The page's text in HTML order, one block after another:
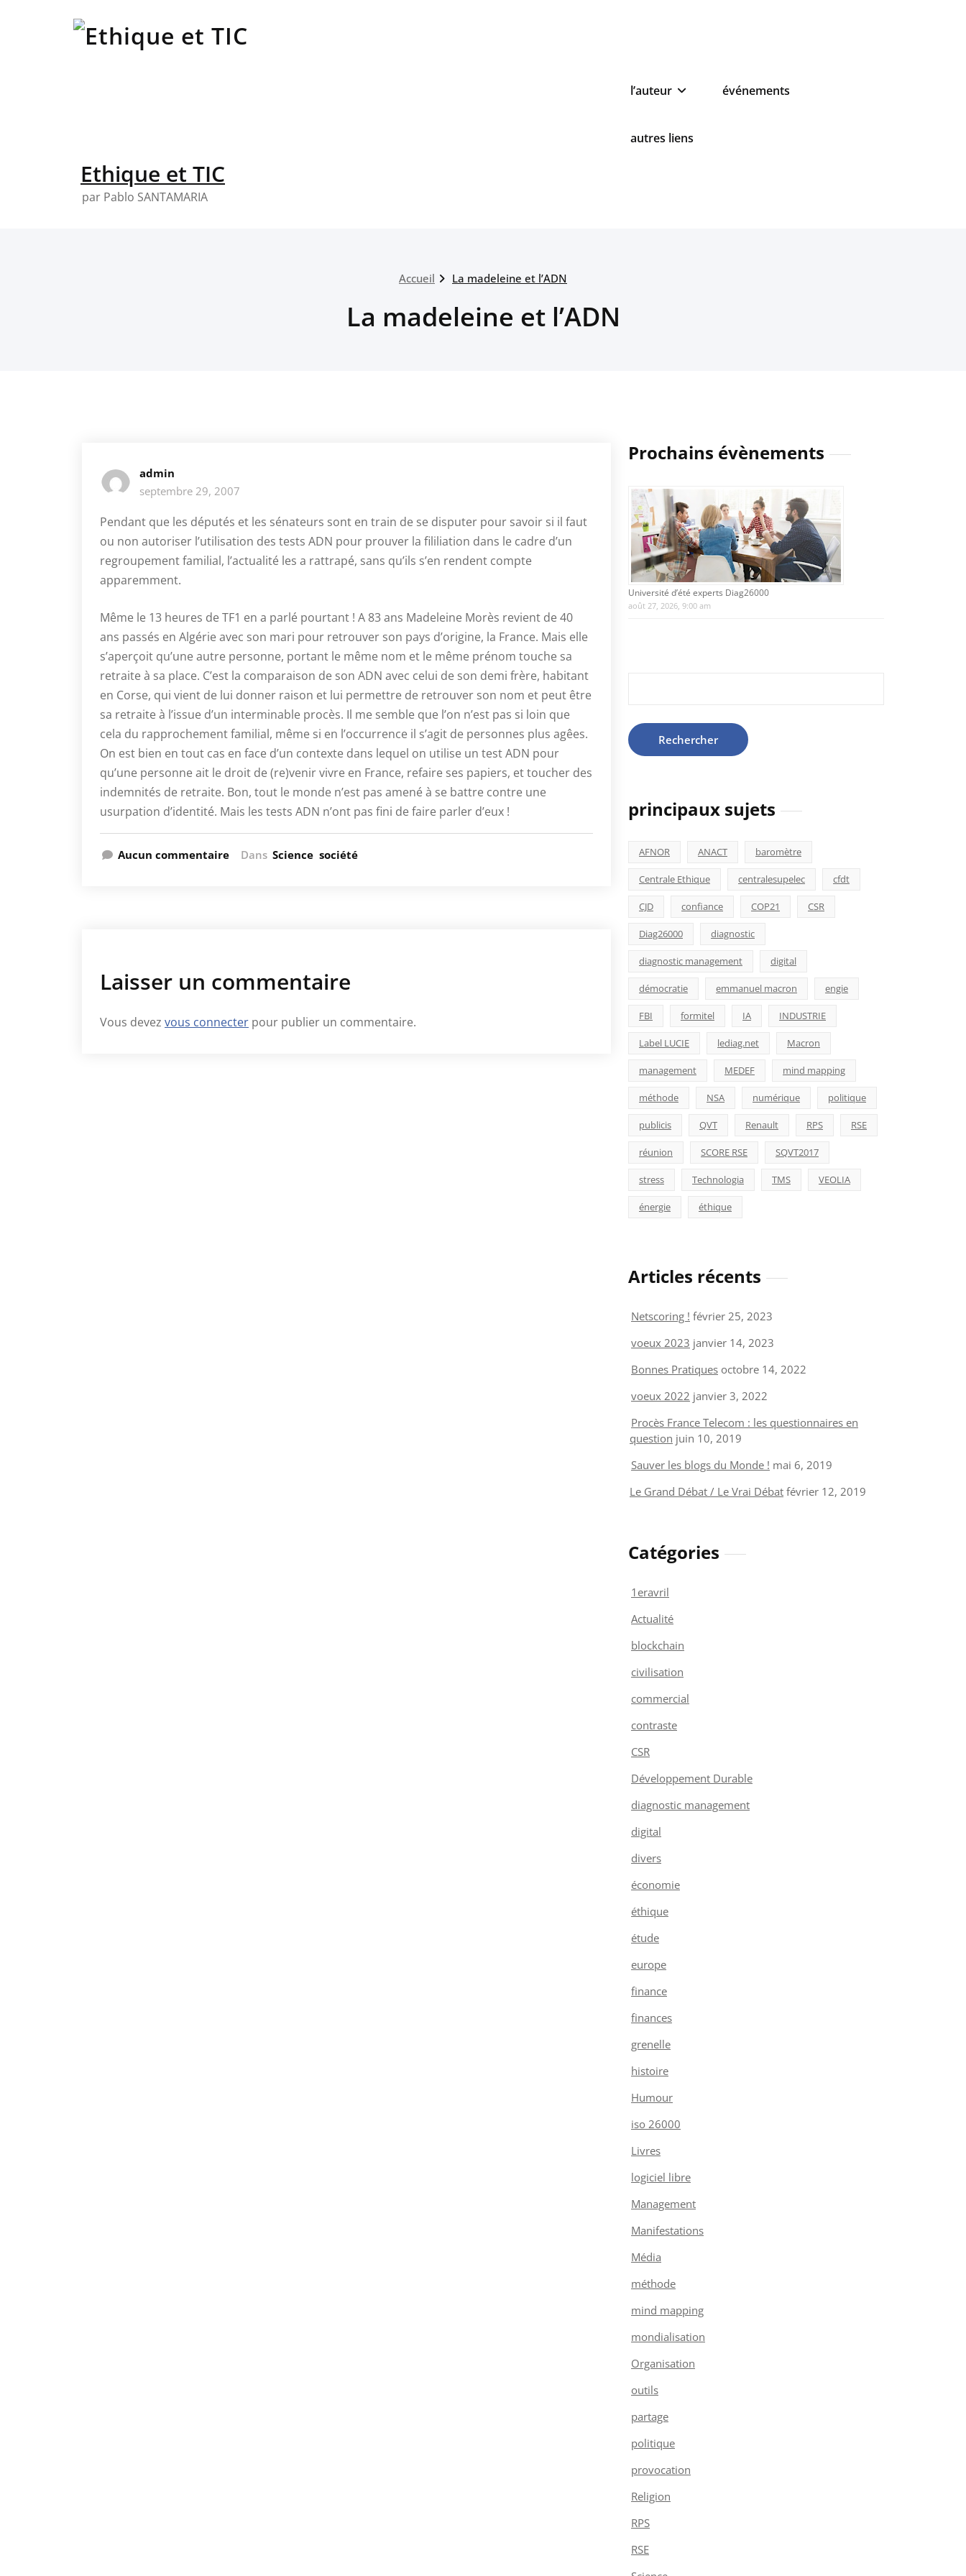
Ethique et TIC
par Pablo SANTAMARIA
l’auteur événements
autres liens
Accueil La madeleine et l’ADN
La madeleine et l’ADN
admin
septembre 29, 2007
Pendant que les députés et les sénateurs sont en train de se disputer pour savoir si il faut
ou non autoriser l’utilisation des tests ADN pour prouver la fililiation dans le cadre d’un
regroupement familial, l’actualité les a rattrapé, sans qu’ils s’en rendent compte
apparemment.
Même le 13 heures de TF1 en a parlé pourtant ! A 83 ans Madeleine Morès revient de 40
ans passés en Algérie avec son mari pour retrouver son pays d’origine, la France. Mais elle
s’aperçoit qu’une autre personne, portant le même nom et le même prénom touche sa
retraite à sa place. C’est la comparaison de son ADN avec celui de son demi frère, habitant
en Corse, qui vient de lui donner raison et lui permettre de retrouver son nom et peut être
sa retraite à l’issue d’un interminable procès. Il me semble que l’on n’est pas si loin que
cela du rapprochement familial, même si en l’occurrence il s’agit de personnes plus agêes.
On est bien en tout cas en face d’un contexte dans lequel on utilise un test ADN pour
qu’une personne ait le droit de (re)venir vivre en France, refaire ses papiers, et toucher des
indemnités de retraite. Bon, tout le monde n’est pas amené à se battre contre une
usurpation d’identité. Mais les tests ADN n’ont pas fini de faire parler d’eux !
Aucun commentaire Dans Science société
Laisser un commentaire
Vous devez vous connecter pour publier un commentaire.
Prochains évènements
Université d’été experts Diag26000
août 27, 2026, 9:00 am
principaux sujets
AFNOR ANACT baromètre
Centrale Ethique centralesupelec cfdt
CJD confiance COP21 CSR
Diag26000 diagnostic
diagnostic management digital
démocratie emmanuel macron engie
FBI formitel IA INDUSTRIE
Label LUCIE lediag.net Macron
management MEDEF mind mapping
méthode NSA numérique politique
publicis QVT Renault RPS RSE
réunion SCORE RSE SQVT2017
stress Technologia TMS VEOLIA
énergie éthique
Articles récents
Netscoring ! février 25, 2023
voeux 2023 janvier 14, 2023
Bonnes Pratiques octobre 14, 2022
voeux 2022 janvier 3, 2022
Procès France Telecom : les questionnaires en
question juin 10, 2019
Sauver les blogs du Monde ! mai 6, 2019
Le Grand Débat / Le Vrai Débat février 12, 2019
Catégories
1eravril
Actualité
blockchain
civilisation
commercial
contraste
CSR
Développement Durable
diagnostic management
digital
divers
économie
éthique
étude
europe
finance
finances
grenelle
histoire
Humour
iso 26000
Livres
logiciel libre
Management
Manifestations
Média
méthode
mind mapping
mondialisation
Organisation
outils
partage
politique
provocation
Religion
RPS
RSE